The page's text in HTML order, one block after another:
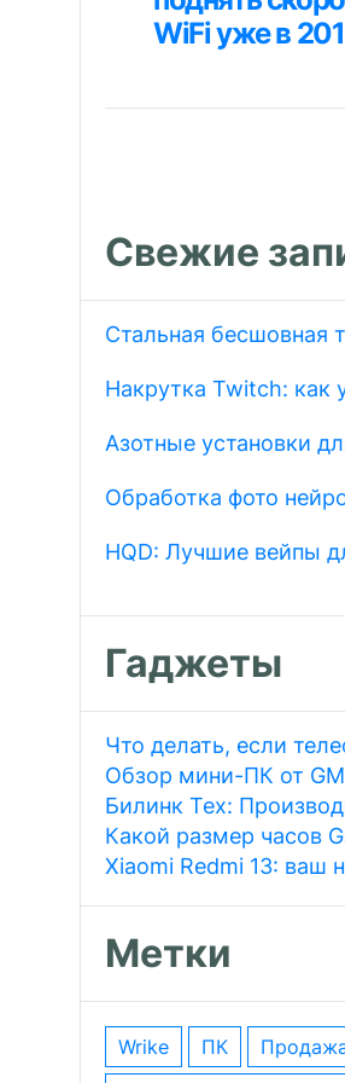
записям
WiFi уже в
Свежие
Стальная бесшовная
Накрутка Twitch: как
Азотные установки
Обработка фото
HQD: Лучшие вейпы
Гаджеты
Что делать, если
Обзор мини-ПК от
Билинк Тех:
Какой размер часов
Xiaomi Redmi 13: ваш
Метки
wrike ПК